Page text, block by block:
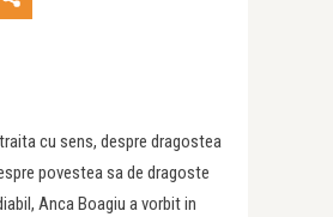
cu sens, despre dragostea
povestea sa de dragoste
Anca Boagiu a vorbit in